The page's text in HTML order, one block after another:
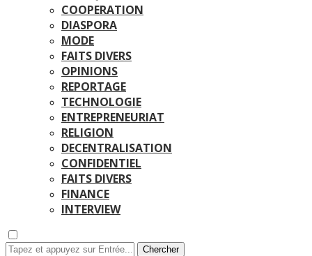
COOPERATION
DIASPORA
MODE
FAITS DIVERS
OPINIONS
REPORTAGE
TECHNOLOGIE
ENTREPRENEURIAT
RELIGION
DECENTRALISATION
CONFIDENTIEL
FAITS DIVERS
FINANCE
INTERVIEW
Chercher